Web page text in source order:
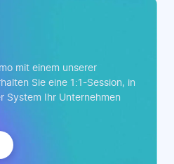
mit einem unserer
Sie eine 1:1-Session, in
System Ihr Unternehmen